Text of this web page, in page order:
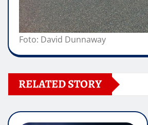
Foto: David Dunnaway
RELATED STORY